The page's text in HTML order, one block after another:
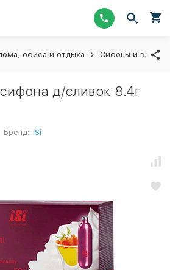
офиса и отдыха Сифоны и
д/сливок 8.4г
Бренд: iSi